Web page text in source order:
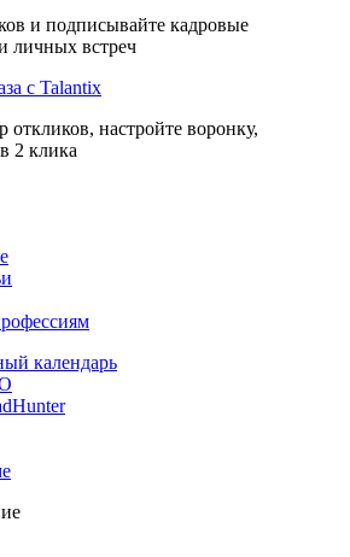
и подписывайте кадровые
личных встреч
с Talantix
откликов, настройте воронку,
2 клика
календарь